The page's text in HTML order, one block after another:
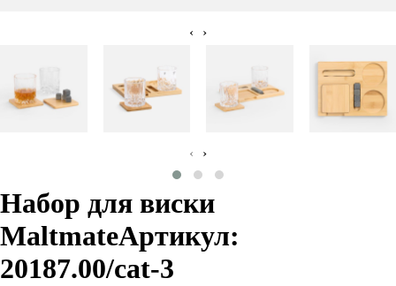
‹ ›
‹ ›
Набор для виски
MaltmateАртикул:
20187.00/cat-3